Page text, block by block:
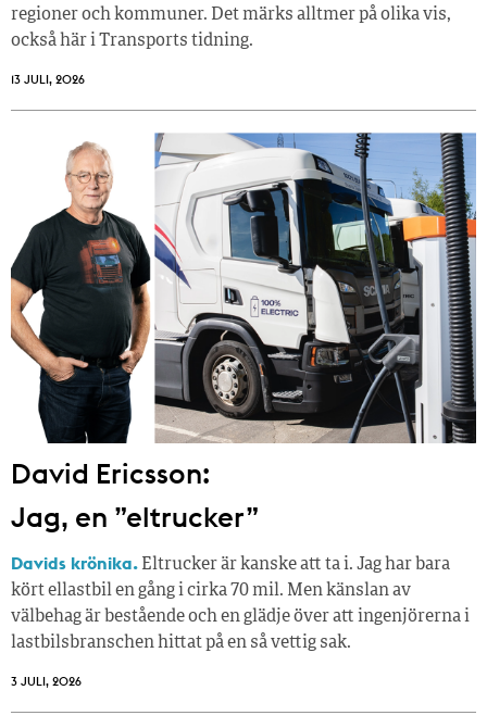
regioner och kommuner. Det märks alltmer på olika vis,
också här i Transports tidning.
13 JULI, 2026
David Ericsson:
Jag, en ”eltrucker”
Davids krönika. Eltrucker är kanske att ta i. Jag har bara
kört ellastbil en gång i cirka 70 mil. Men känslan av
välbehag är bestående och en glädje över att ingenjörerna i
lastbilsbranschen hittat på en så vettig sak.
3 JULI, 2026